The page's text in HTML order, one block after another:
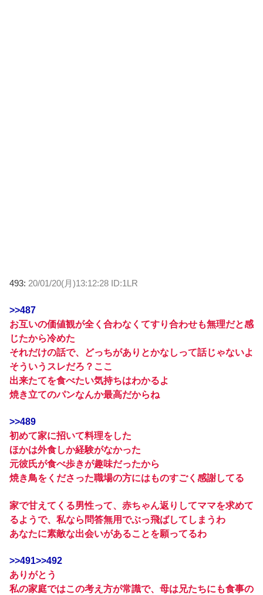
493: 20/01/20(月)13:12:28 ID:1LR
>>487
お互いの価値観が全く合わなくてすり合わせも無理だと感
じたから冷めた
それだけの話で、どっちがありとかなしって話じゃないよ
そういうスレだろ？ここ
出来たてを食べたい気持ちはわかるよ
焼き立てのパンなんか最高だからね
>>489
初めて家に招いて料理をした
ほかは外食しか経験がなかった
元彼氏が食べ歩きが趣味だったから
焼き鳥をくださった職場の方にはものすごく感謝してる
家で甘えてくる男性って、赤ちゃん返りしてママを求めて
るようで、私なら問答無用でぶっ飛ばしてしまうわ
あなたに素敵な出会いがあることを願ってるわ
>>491>>492
ありがとう
私の家庭ではこの考え方が常識で、母は兄たちにも食事の